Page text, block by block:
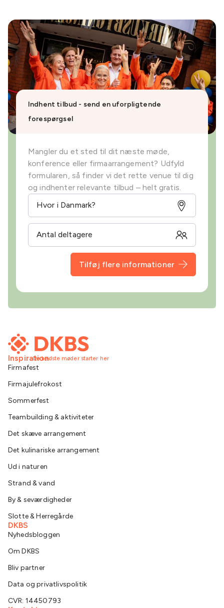
Indhent tilbud - send en uforpligtende
forespørgsel
Mangler du et sted til dit næste møde,
konference eller firmaarrangement? Udfyld
formularen, så finder vi det rette venue til dig
og indhenter relevante tilbud – helt gratis.
Tilføj flere informationer
De bedste møder starter her
Inspiration
Firmafest
Firmajulefrokost
Sommerfest
Teambuilding & aktiviteter
Det skæve arrangement
Det kulinariske arrangement
Ud i naturen
Strand & vand
By & seværdigheder
Slotte & Herregårde
DKBS
Nyhedsbloggen
Om DKBS
Bliv partner
Data og privatlivspolitik
CVR: 14450793